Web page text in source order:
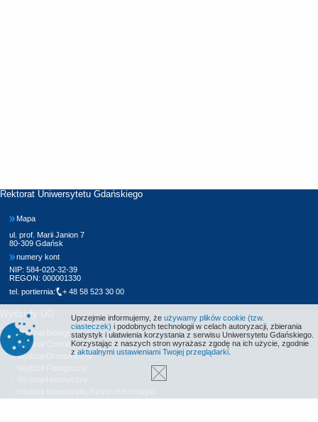
Rektorat Uniwersytetu Gdańskiego
Mapa
ul. prof. Marii Janion 7
80-309 Gdańsk
numery kont
NIP: 584-020-32-39
REGON: 000001330
tel. portiernia:
+ 48 58 523 30 00
Wydziały UG
Wydział Biologii
Wydział Chemii
Wydział Ekonomiczny
Uprzejmie informujemy, że używamy plików cookie (tzw.
ciasteczek) i podobnych technologii w celach autoryzacji, zbierania
statystyk i ułatwienia korzystania z serwisu Uniwersytetu Gdańskiego.
Korzystając z naszych stron wyrażasz zgodę na ich użycie, zgodnie
z aktualnymi ustawieniami Twojej przeglądarki